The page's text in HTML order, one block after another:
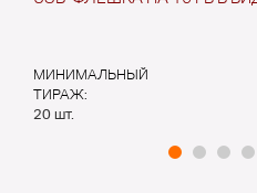
МИНИМАЛЬНЫЙ
ТИРАЖ:
20 шт.